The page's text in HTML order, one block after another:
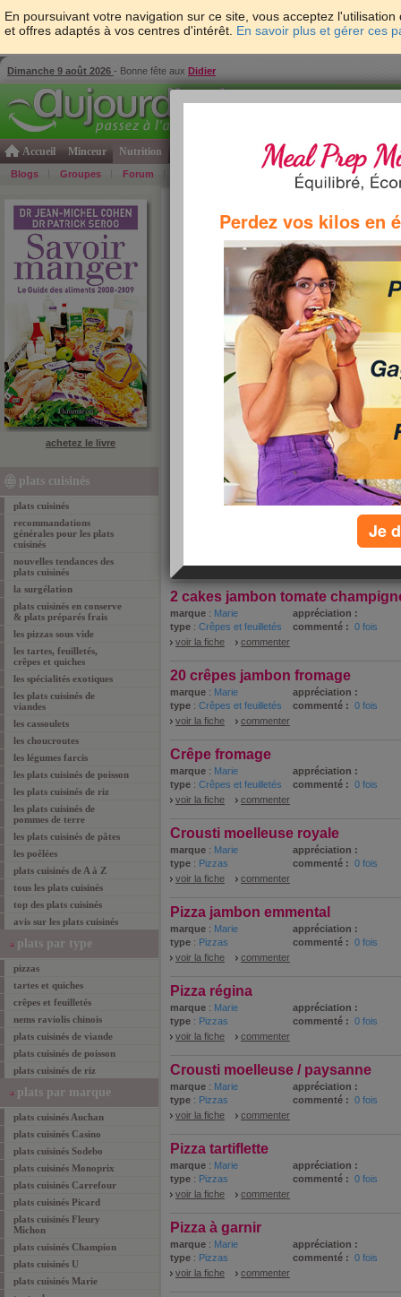
En poursuivant votre navigation sur ce site, vous acceptez
et offres adaptés à vos centres d'intérêt. En savoir plus et gérer ces
Dimanche 9 août 2026 - Bonne fête aux Didier
Accueil Minceur Nutrition Psycho & tests Forme & santé
Blogs Groupes Forum Bons Plans
achetez le livre
plats cuisinés
plats cuisinés
recommandations
générales pour les plats
cuisinés
nouvelles tendances des
plats cuisinés
la surgélation
plats cuisinés en conserve
& plats préparés frais
les pizzas sous vide
les tartes, feuilletés,
crêpes et quiches
les spécialités exotiques
les plats cuisinés de
viandes
les cassoulets
les choucroutes
les légumes farcis
les plats cuisinés de poisson
les plats cuisinés de riz
les plats cuisinés de
pommes de terre
les plats cuisinés de pâtes
les poêlées
plats cuisinés de A à Z
tous les plats cuisinés
top des plats cuisinés
avis sur les plats cuisinés
plats par type
pizzas
tartes et quiches
crêpes et feuilletés
nems raviolis chinois
plats cuisinés de viande
plats cuisinés de poisson
plats cuisinés de riz
plats par marque
plats cuisinés Auchan
plats cuisinés Casino
plats cuisinés Sodebo
plats cuisinés Monoprix
plats cuisinés Carrefour
plats cuisinés Picard
plats cuisinés Fleury
Michon
plats cuisinés Champion
plats cuisinés U
plats cuisinés Marie
»
tous les plats cuisinés par ordre alphabétique :
I J K L M O P
plats cuisinés Marie Plats cuisinés
Voici la liste des plats cuisinés Marie analysés
nutritionnistes JM Cohen et Patrick Sérog.
1 - 10 de 48 « ‹ Préc. 1 2 3 4 5
0 fois
2 cakes jambon tomate
marque : Marie
appréciation :
type : Crêpes et feuilletés commenté : 0 fois
voir la fiche
commenter
20 crêpes jambon fromage
marque : Marie
appréciation :
type : Crêpes et feuilletés commenté : 0 fois
voir la fiche
commenter
Crêpe fromage
marque : Marie
appréciation :
type : Crêpes et feuilletés commenté : 0 fois
voir la fiche
commenter
Crousti moelleuse royale
marque : Marie
appréciation :
type : Pizzas commenté : 0 fois
voir la fiche
commenter
Pizza jambon emmental
marque : Marie
appréciation :
type : Pizzas commenté : 0 fois
voir la fiche
commenter
Pizza régina
marque : Marie
appréciation :
type : Pizzas commenté : 0 fois
voir la fiche
commenter
Crousti moelleuse / paysanne
marque : Marie
appréciation :
type : Pizzas commenté : 0 fois
voir la fiche
commenter
Pizza tartiflette
marque : Marie
appréciation :
type : Pizzas commenté : 0 fois
voir la fiche
commenter
Pizza à garnir
marque : Marie
appréciation :
type : Pizzas commenté : 0 fois
voir la fiche
commenter
Perdez vos kilos en
Je